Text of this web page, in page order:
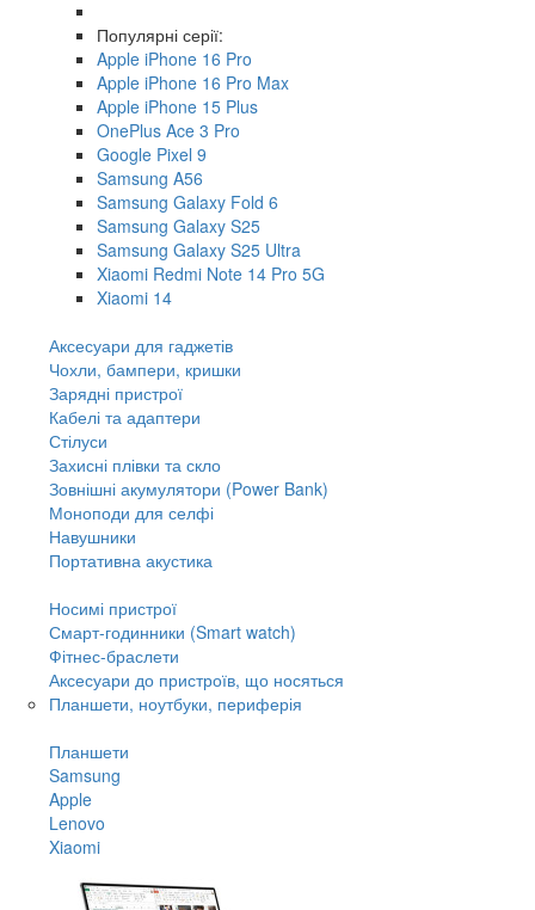
Популярні серії:
Apple iPhone 16 Pro
Apple iPhone 16 Pro Max
Apple iPhone 15 Plus
OnePlus Ace 3 Pro
Google Pixel 9
Samsung A56
Samsung Galaxy Fold 6
Samsung Galaxy S25
Samsung Galaxy S25 Ultra
Xiaomi Redmi Note 14 Pro 5G
Xiaomi 14
Аксесуари для гаджетів
Чохли, бампери, кришки
Зарядні пристрої
Кабелі та адаптери
Стілуси
Захисні плівки та скло
Зовнішні акумулятори (Power Bank)
Моноподи для селфі
Навушники
Портативна акустика
Носимі пристрої
Смарт-годинники (Smart watch)
Фітнес-браслети
Аксесуари до пристроїв, що носяться
Планшети, ноутбуки, периферія
Планшети
Samsung
Apple
Lenovo
Xiaomi